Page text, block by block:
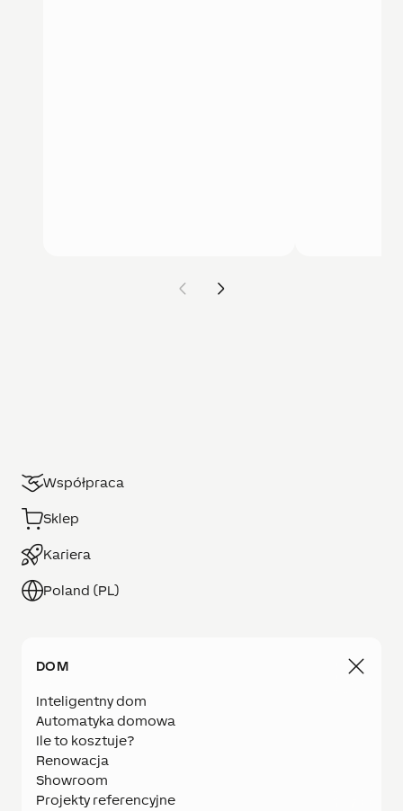
Współpraca
Sklep
Kariera
Poland (PL)
DOM
Inteligentny dom
Automatyka domowa
Ile to kosztuje?
Renowacja
Showroom
Projekty referencyjne